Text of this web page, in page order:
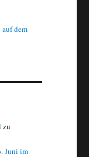
auf dem
zu
Juni im